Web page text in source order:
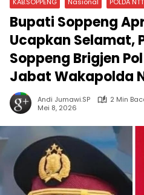
KAB.SOPPENG Nasional POLDA NTT
Bupati Soppeng
Ucapkan Selamat,
Soppeng Brigjen
Jabat Wakapolda
Andi Jumawi.SP
2 Min
Mei 8, 2026